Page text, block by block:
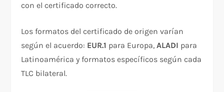
con el certificado correcto.
Los formatos del certificado de origen varían
según el acuerdo: EUR.1 para Europa,ALADI para
Latinoamérica y formatos específicos según cada
TLC bilateral.